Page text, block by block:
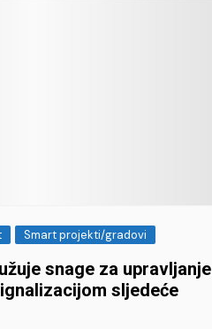
Smart projekti/gradovi
snage za upravljanje
sljedeće